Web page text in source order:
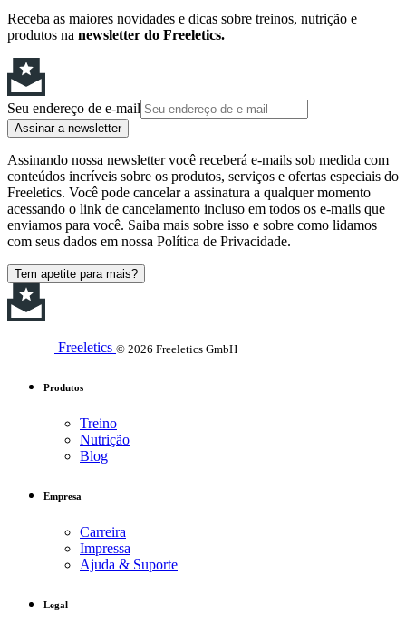
Receba as maiores novidades e dicas sobre treinos, nutrição e
produtos na newsletter do Freeletics.
Seu endereço de e-mail
Assinar a newsletter
Assinando nossa newsletter você receberá e-mails sob medida com
conteúdos incríveis sobre os produtos, serviços e ofertas especiais do
Freeletics. Você pode cancelar a assinatura a qualquer momento
acessando o link de cancelamento incluso em todos os e-mails que
enviamos para você. Saiba mais sobre isso e sobre como lidamos
com seus dados em nossa Política de Privacidade.
Tem apetite para mais?
Freeletics © 2026 Freeletics GmbH
Produtos
Treino
Nutrição
Blog
Empresa
Carreira
Impressa
Ajuda & Suporte
Legal